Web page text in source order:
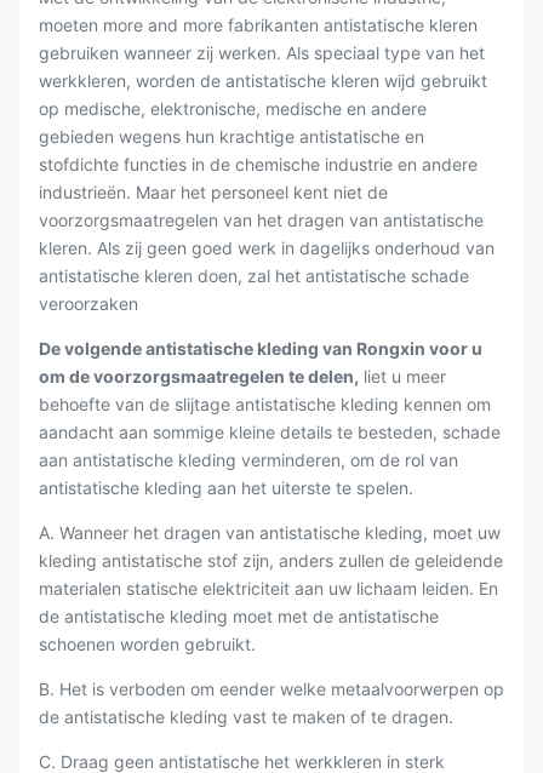
moeten more and more fabrikanten antistatische kleren
gebruiken wanneer zij werken. Als speciaal type van het
werkkleren, worden de antistatische kleren wijd gebruikt
op medische, elektronische, medische en andere
gebieden wegens hun krachtige antistatische en
stofdichte functies in de chemische industrie en andere
industrieën. Maar het personeel kent niet de
voorzorgsmaatregelen van het dragen van antistatische
kleren. Als zij geen goed werk in dagelijks onderhoud van
antistatische kleren doen, zal het antistatische schade
veroorzaken
De volgende antistatische kleding van Rongxin voor u
om de voorzorgsmaatregelen te delen, liet u meer
behoefte van de slijtage antistatische kleding kennen om
aandacht aan sommige kleine details te besteden, schade
aan antistatische kleding verminderen, om de rol van
antistatische kleding aan het uiterste te spelen.
A. Wanneer het dragen van antistatische kleding, moet uw
kleding antistatische stof zijn, anders zullen de geleidende
materialen statische elektriciteit aan uw lichaam leiden. En
de antistatische kleding moet met de antistatische
schoenen worden gebruikt.
B. Het is verboden om eender welke metaalvoorwerpen op
de antistatische kleding vast te maken of te dragen.
C. Draag geen antistatische het werkkleren in sterk